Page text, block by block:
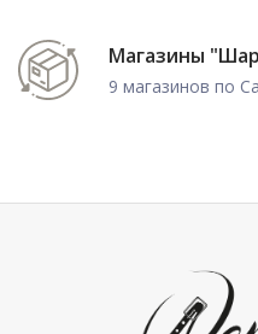
Магазины
9 магазинов по